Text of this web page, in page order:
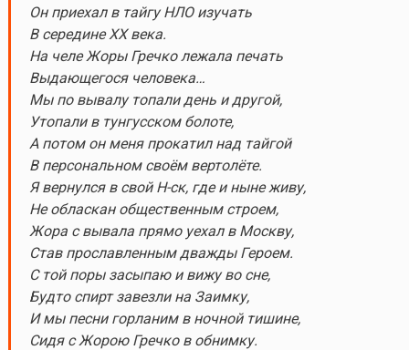
Он приехал в тайгу НЛО изучать
В середине XX века.
На челе Жоры Гречко лежала печать
Выдающегося человека…
Мы по вывалу топали день и другой,
Утопали в тунгусском болоте,
А потом он меня прокатил над тайгой
В персональном своём вертолёте.
Я вернулся в свой Н-ск, где и ныне живу,
Не обласкан общественным строем,
Жора с вывала прямо уехал в Москву,
Став прославленным дважды Героем.
С той поры засыпаю и вижу во сне,
Будто спирт завезли на Заимку,
И мы песни горланим в ночной тишине,
Сидя с Жорою Гречко в обнимку.